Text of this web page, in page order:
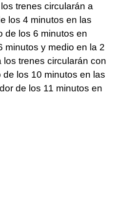
trenes circularán a
los 4 minutos en las
de los 6 minutos en
minutos y medio en la 2
trenes circularán con
los 10 minutos en las
de los 11 minutos en